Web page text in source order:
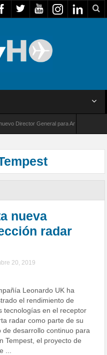
General para América Latina
nueva
radar
20, 2019
Leonardo UK ha
el rendimiento de
tecnologías en el receptor
radar como parte de su
de desarrollo continuo para
Tempest, el proyecto de
...